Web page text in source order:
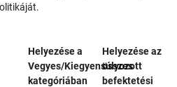
Helyezése a
Vegyes/Kiegyensúlyozott
kategóriában
Helyezése az
összes
befektetési